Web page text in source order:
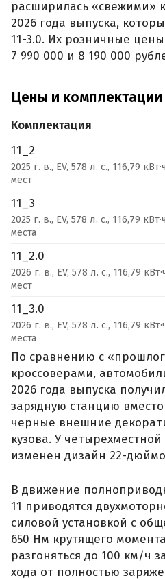
расширилась «свежими»
2026 года выпуска,
11-3.0. Их розничные
7 990 000 и 8 190 000
Цены и комплектации
Комплектация
11_2
2025 г. в., EV, 578 л. с., 116,79
мест
11_3
2025 г. в., EV, 578 л. с., 116,79
места
11_2.0
2026 г. в., EV, 578 л. с., 116,79
мест
11_3.0
2026 г. в., EV, 578 л. с., 116,79
места
По сравнению с
кроссоверами,
2026 года выпуска
зарядную станцию
черные внешние
кузова. У
изменен дизайн 22-
В движение
11 приводятся
силовой установкой с
650 Нм крутящего
разгоняться до 100 км/ч
хода от полностью